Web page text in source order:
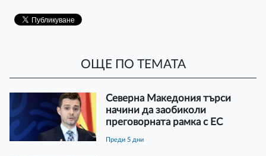
ОЩЕ ПО ТЕМАТА
Северна Македония търси
начини да заобиколи
преговорната рамка с ЕС
преди 5 дни